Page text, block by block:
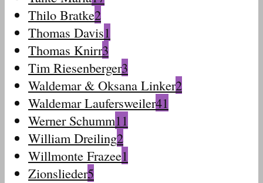
Thilo Bratke2
Thomas Davis1
Thomas Knirr3
Tim Riesenberger3
Waldemar & Oksana Linker2
Waldemar Laufersweiler41
Werner Schumm11
William Dreiling2
Willmonte Frazee1
Zionslieder5